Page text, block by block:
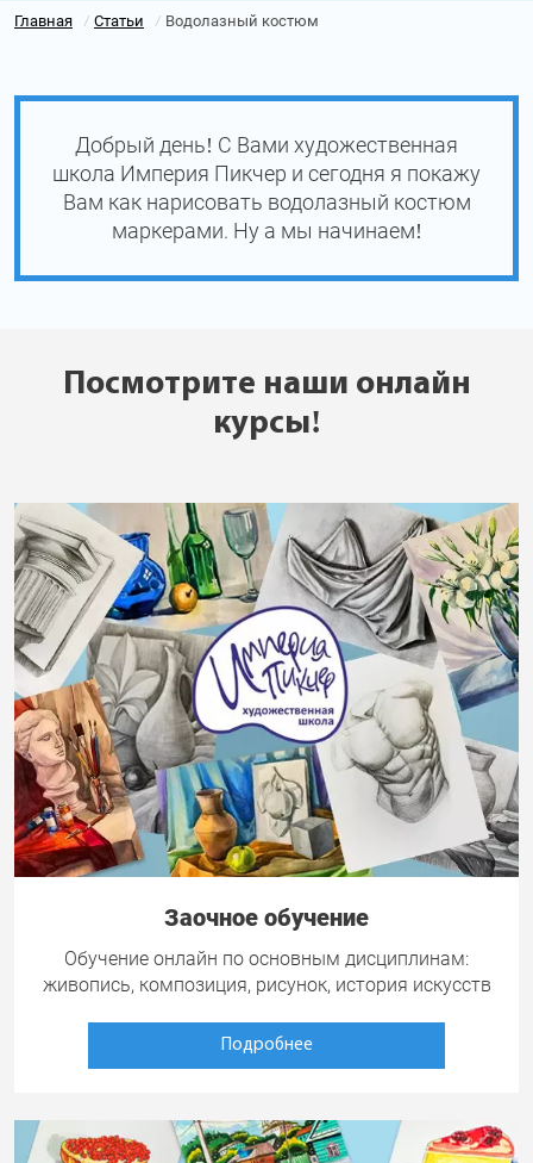
Главная / Статьи / Водолазный костюм
Добрый день! С Вами художественная
школа Империя Пикчер и сегодня я покажу
Вам как нарисовать водолазный костюм
маркерами. Ну а мы начинаем!
Посмотрите наши онлайн
курсы!
Заочное обучение
Обучение онлайн по основным дисциплинам:
живопись, композиция, рисунок, история искусств
Подробнее